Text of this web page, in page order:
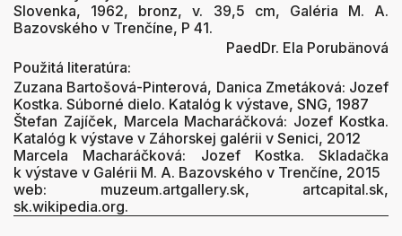
Slovenka, 1962, bronz, v. 39,5 cm, Galéria M. A.
Bazovského v Trenčíne, P 41.
PaedDr. Ela Porubänová
Použitá literatúra:
Zuzana Bartošová-Pinterová, Danica Zmetáková: Jozef
Kostka. Súborné dielo. Katalóg k výstave, SNG, 1987
Štefan Zajíček, Marcela Macharáčková: Jozef Kostka.
Katalóg k výstave v Záhorskej galérii v Senici, 2012
Marcela Macharáčková: Jozef Kostka. Skladačka
k výstave v Galérii M. A. Bazovského v Trenčíne, 2015
web: muzeum.artgallery.sk, artcapital.sk,
sk.wikipedia.org.